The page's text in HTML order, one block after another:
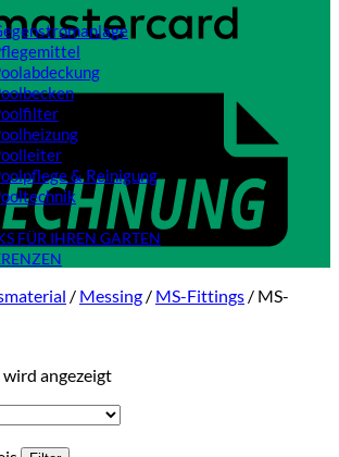
& Reinigung
FÜR IHREN GARTEN
/ Messing / MS-Fittings / MS-
wird angezeigt